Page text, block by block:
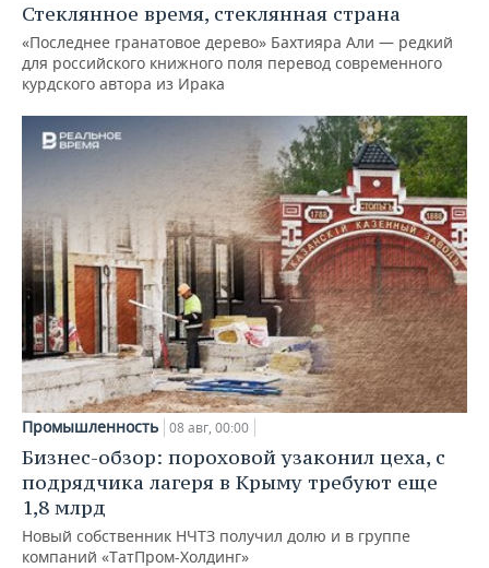
Стеклянное время, стеклянная страна
«Последнее гранатовое дерево» Бахтияра Али — редкий
для российского книжного поля перевод современного
курдского автора из Ирака
Промышленность 08 авг, 00:00
Бизнес-обзор: пороховой узаконил цеха, с
подрядчика лагеря в Крыму требуют еще
1,8 млрд
Новый собственник НЧТЗ получил долю и в группе
компаний «ТатПром-Холдинг»